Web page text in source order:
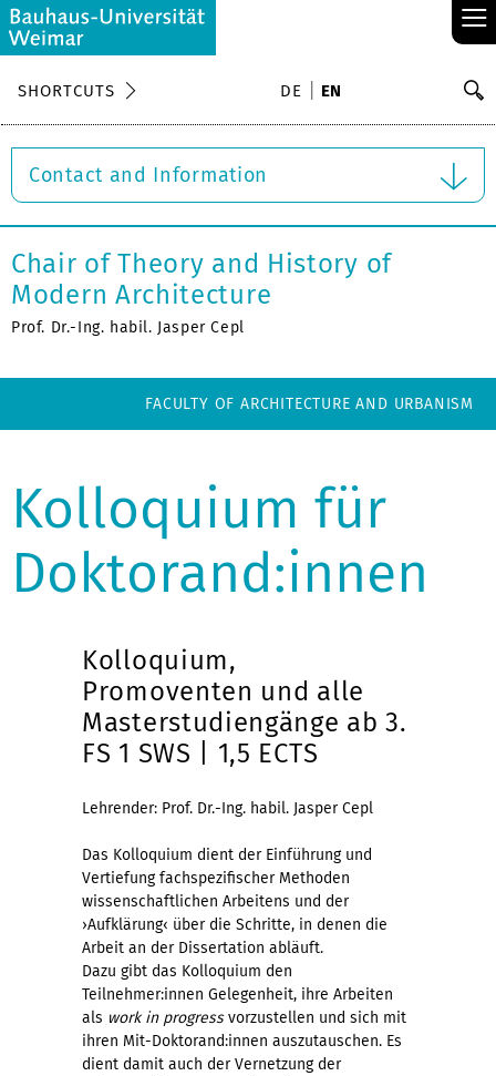
≡
SHORTCUTS DE EN
Contact and Information
Chair of Theory and History of
Modern Architecture
Prof. Dr.-Ing. habil. Jasper Cepl
FACULTY OF ARCHITECTURE AND URBANISM
Kolloquium für
Doktorand:innen
Kolloquium,
Promoventen und alle
Masterstudiengänge ab 3.
FS 1 SWS | 1,5 ECTS
Lehrender: Prof. Dr.-Ing. habil. Jasper Cepl
Das Kolloquium dient der Einführung und
Vertiefung fachspezifischer Methoden
wissenschaftlichen Arbeitens und der
›Aufklärung‹ über die Schritte, in denen die
Arbeit an der Dissertation abläuft.
Dazu gibt das Kolloquium den
Teilnehmer:innen Gelegenheit, ihre Arbeiten
als work in progressvorzustellen und sich mit
ihren Mit-Doktorand:innen auszutauschen. Es
dient damit auch der Vernetzung der